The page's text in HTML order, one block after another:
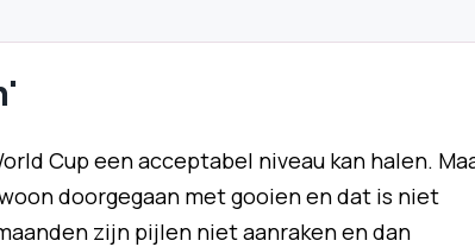
Cup een acceptabel niveau kan halen.
doorgegaan met gooien en dat is niet
zijn pijlen niet aanraken en dan